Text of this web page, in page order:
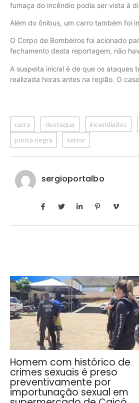
fumaça do incêndio podia ser vista à
Além do ônibus, um carro também foi
O Corpo de Bombeiros foi acionado
fechamento desta reportagem, não
A suspeita inicial é de que os ataques
realizada horas antes na região. O
carro destaque incendiados
ponta negra
terror
sergioportalbo
Homem com histórico de
crimes sexuais é preso
preventivamente por
importunação sexual em